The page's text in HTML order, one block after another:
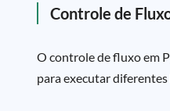
Controle de
O controle de fluxo em
para executar diferentes